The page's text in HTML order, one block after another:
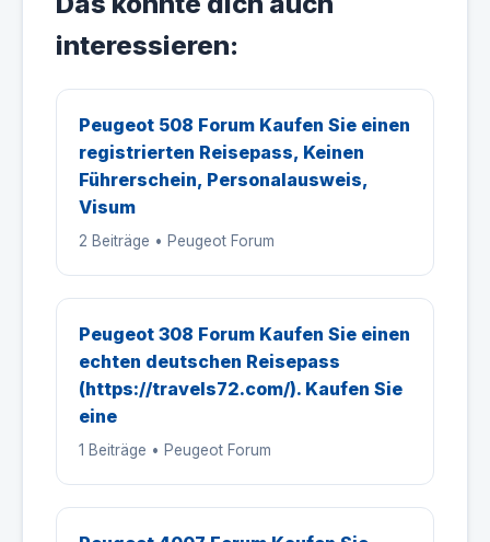
interessieren:
Peugeot 508 Forum Kaufen Sie einen
registrierten Reisepass, Keinen
Führerschein, Personalausweis,
Visum
2 Beiträge • Peugeot Forum
Peugeot 308 Forum Kaufen Sie einen
echten deutschen Reisepass
(https://travels72.com/). Kaufen Sie
eine
1 Beiträge • Peugeot Forum